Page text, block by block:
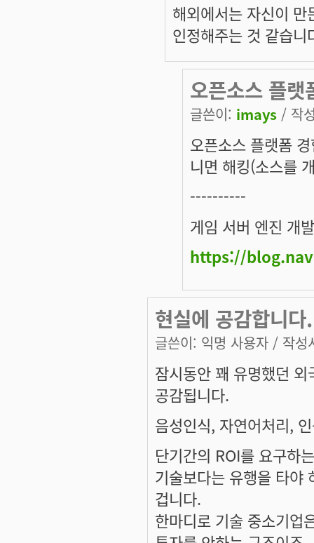
해외에서는 자신이
인정해주는 것 같습니
오픈소스 플
글쓴이: imays / 작
오픈소스 플랫폼
니면 해킹(소스를
----------
게임 서버 엔진 개
https://
현실에 공감합니다.
글쓴이: 익명 사용자 / 작성
잠시동안 꽤 유명했던
공감됩니다.
음성인식, 자연어처리,
단기간의 ROI를 요구하
기술보다는 유행을 타야
겁니다.
한마디로 기술 중소기업